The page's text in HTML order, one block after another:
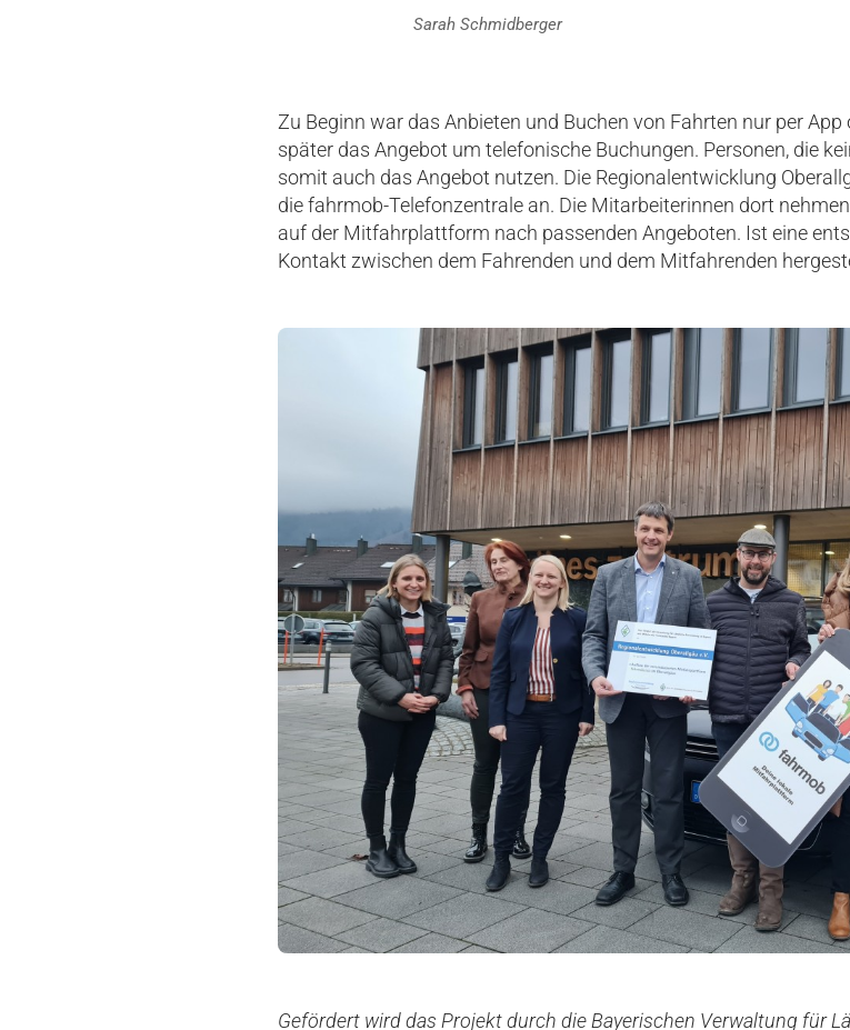
Sarah Schmidberger
Zu Beginn war das Anbieten und Buchen von Fahrten nur per
später das Angebot um telefonische Buchungen. Personen, die
somit auch das Angebot nutzen. Die Regionalentwicklung
die fahrmob-Telefonzentrale an. Die Mitarbeiterinnen dort
auf der Mitfahrplattform nach passenden Angeboten. Ist eine
Kontakt zwischen dem Fahrenden und dem Mitfahrenden
Gefördert wird das Projekt durch die Bayerischen Verwaltung für